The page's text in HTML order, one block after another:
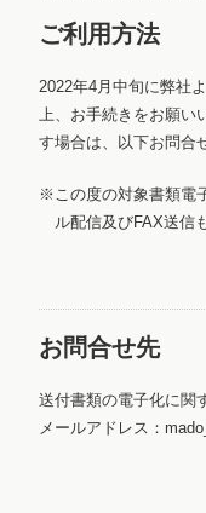
ご利用方法
2022年4月中旬に弊社
上、お手続きをお願い
す場合は、以下お問合
※この度の対象書類電
ル配信及びFAX送信
お問合せ先
送付書類の電子化に関
メールアドレス：